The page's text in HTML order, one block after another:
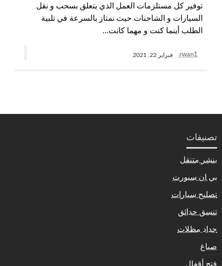
توفير كل مستلزمات العمل الذي يتعلق بسحب و نقل
السيارات و الشاحنات حيث نمتاز بالسرعة في تلبية
الطلب أينما كنت و مهما كانت…
rwan1 فبراير 22, 2021
تصنيفات
بنشر متنقل
بي ان سبورت
تصليح سيارات
تنسق حدائق
حداد مظلات
صباغ
فتح أقفال